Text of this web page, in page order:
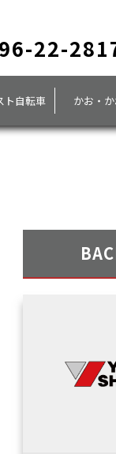
22-
ト自転車 かお・